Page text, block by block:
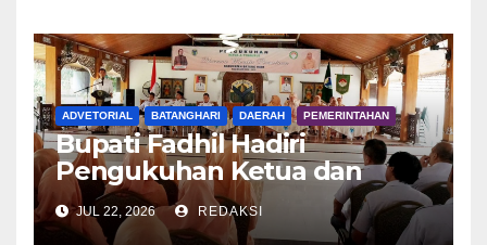
ADVETORIAL BATANGHARI DAERAH PEMERINTAHAN
Bupati Fadhil Hadiri
Pengukuhan Ketua dan
Pengurus DWP Batang Hari
2026
JUL 22, 2026 REDAKSI